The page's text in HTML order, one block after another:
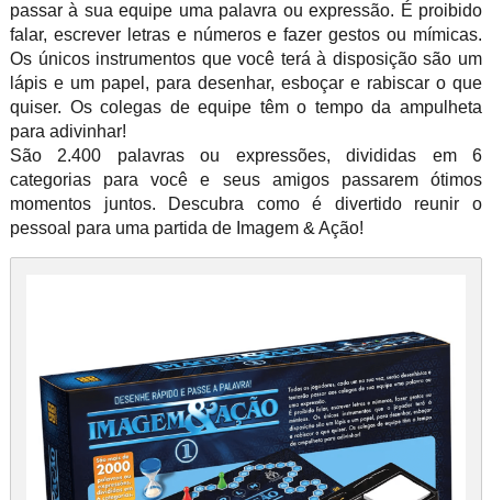
passar à sua equipe uma palavra ou expressão. É proibido
falar, escrever letras e números e fazer gestos ou mímicas.
Os únicos instrumentos que você terá à disposição são um
lápis e um papel, para desenhar, esboçar e rabiscar o que
quiser. Os colegas de equipe têm o tempo da ampulheta
para adivinhar!
São 2.400 palavras ou expressões, divididas em 6
categorias para você e seus amigos passarem ótimos
momentos juntos. Descubra como é divertido reunir o
pessoal para uma partida de Imagem & Ação!